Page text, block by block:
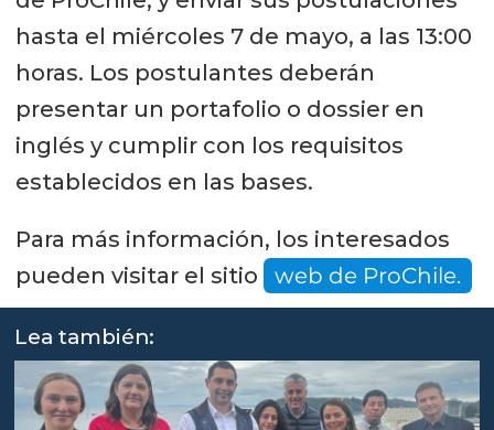
hasta el miércoles 7 de mayo, a las 13:00
horas. Los postulantes deberán
presentar un portafolio o dossier en
inglés y cumplir con los requisitos
establecidos en las bases.
Para más información, los interesados
pueden visitar el sitio
web de ProChile.
Lea también: